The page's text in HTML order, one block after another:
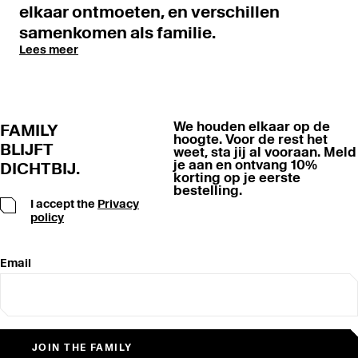
elkaar ontmoeten, en verschillen
samenkomen als familie.
Lees meer
FAMILY
BLIJFT
DICHTBIJ.
I accept the Privacy
policy
We houden elkaar op de
hoogte. Voor de rest het
weet, sta jij al vooraan. Meld
je aan en ontvang 10%
korting op je eerste
bestelling.
Email
JOIN THE FAMILY